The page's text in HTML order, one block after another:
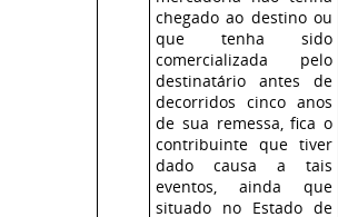
chegado ao destino ou
que tenha sido
comercializada pelo
destinatário antes de
decorridos cinco anos
de sua remessa, fica o
contribuinte que tiver
dado causa a tais
eventos, ainda que
situado no Estado de